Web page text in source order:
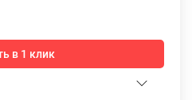
в 1 клик